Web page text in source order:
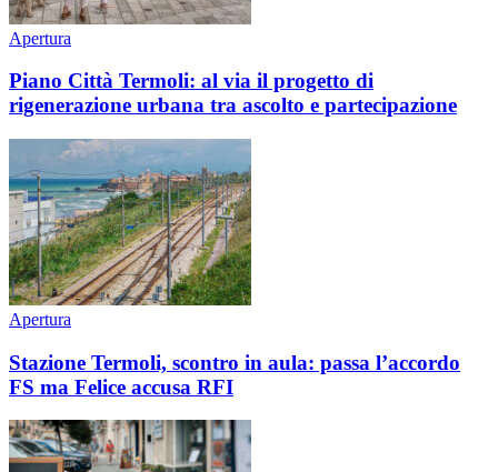
Apertura
Piano Città Termoli: al via il progetto di
rigenerazione urbana tra ascolto e partecipazione
Apertura
Stazione Termoli, scontro in aula: passa l’accordo
FS ma Felice accusa RFI